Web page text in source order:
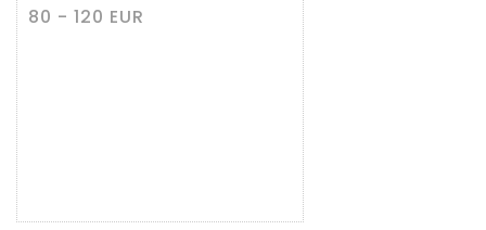
80 - 120 EUR